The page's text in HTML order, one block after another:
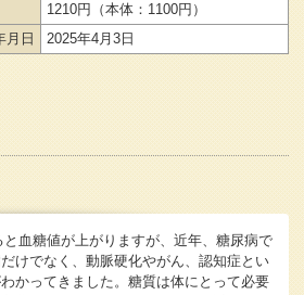
1210円
（本体：1100円）
月日
2025年4月3日
血糖値が上がりますが、近年、糖尿病で
けでなく、動脈硬化やがん、認知症とい
かってきました。糖質は体にとって必要